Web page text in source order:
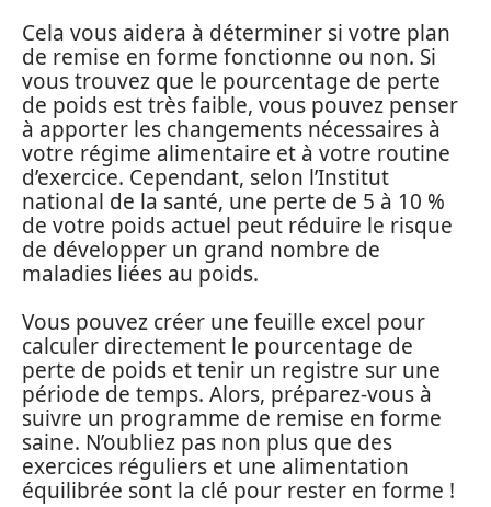
Cela vous aidera à déterminer si votre plan
de remise en forme fonctionne ou non. Si
vous trouvez que le pourcentage de perte
de poids est très faible, vous pouvez penser
à apporter les changements nécessaires à
votre régime alimentaire et à votre routine
d’exercice. Cependant, selon l’Institut
national de la santé, une perte de 5 à 10 %
de votre poids actuel peut réduire le risque
de développer un grand nombre de
maladies liées au poids.
Vous pouvez créer une feuille excel pour
calculer directement le pourcentage de
perte de poids et tenir un registre sur une
période de temps. Alors, préparez-vous à
suivre un programme de remise en forme
saine. N’oubliez pas non plus que des
exercices réguliers et une alimentation
équilibrée sont la clé pour rester en forme !